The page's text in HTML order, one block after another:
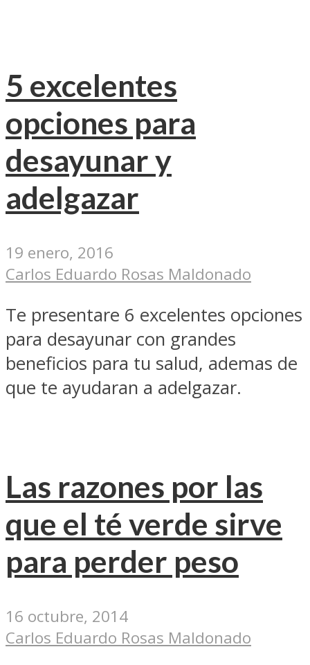
5 excelentes
opciones para
desayunar y
adelgazar
19 enero, 2016
Carlos Eduardo Rosas Maldonado
Te presentare 6 excelentes opciones
para desayunar con grandes
beneficios para tu salud, ademas de
que te ayudaran a adelgazar.
Las razones por las
que el té verde sirve
para perder peso
16 octubre, 2014
Carlos Eduardo Rosas Maldonado